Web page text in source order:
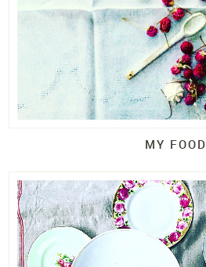
MY FOOD